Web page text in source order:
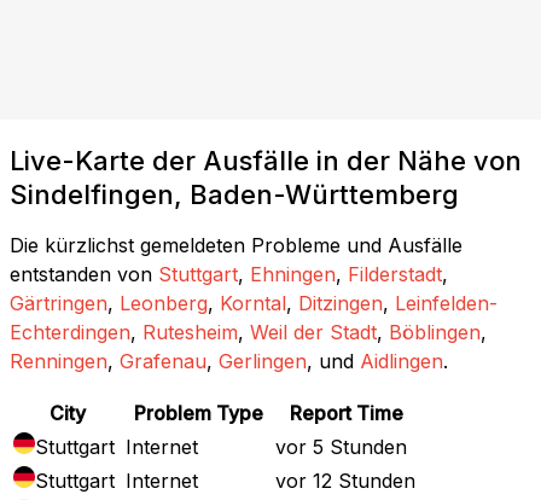
Live-Karte der Ausfälle in der Nähe von
Sindelfingen, Baden-Württemberg
Die kürzlichst gemeldeten Probleme und Ausfälle
entstanden von Stuttgart, Ehningen, Filderstadt,
Gärtringen, Leonberg, Korntal, Ditzingen, Leinfelden-
Echterdingen, Rutesheim, Weil der Stadt, Böblingen,
Renningen, Grafenau, Gerlingen, und Aidlingen.
City Problem Type
Report Time
Stuttgart Internet
vor 5 Stunden
Stuttgart Internet
vor 12 Stunden